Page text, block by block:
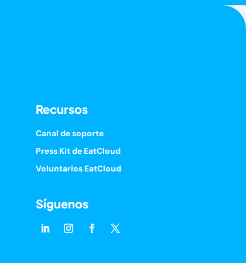
Recursos
Canal de soporte
Press Kit de EatCloud
Voluntarios EatCloud
Síguenos